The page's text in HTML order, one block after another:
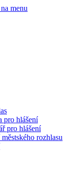
menu
pro hlášení
pro hlášení
rozhlasu